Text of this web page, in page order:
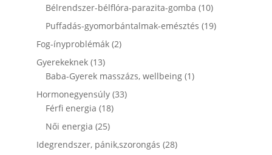
termék
Bélrendszer-bélflóra-parazita-gomba 1010
termék
Puffadás-gyomorbántalmak-emésztés 1919
Fog-ínyproblémák 22
Gyerekeknek 1313
termék
Baba-Gyerek masszázs, wellbeing 11
Hormonegyensúly 3333
Férfi energia 1818
Női energia 2525
termék
Idegrendszer, pánik,szorongás 2828